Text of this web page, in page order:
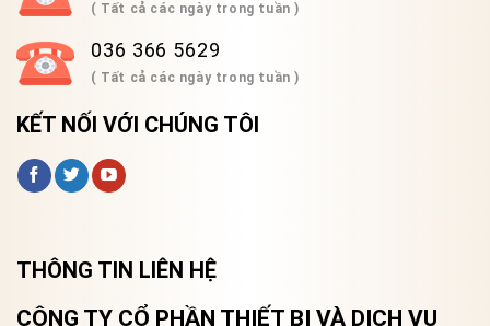
( Tất cả các ngày trong tuần )
036 366 5629
( Tất cả các ngày trong tuần )
KẾT NỐI VỚI CHÚNG TÔI
THÔNG TIN LIÊN HỆ
CÔNG TY CỔ PHẦN THIẾT BỊ VÀ DỊCH VỤ